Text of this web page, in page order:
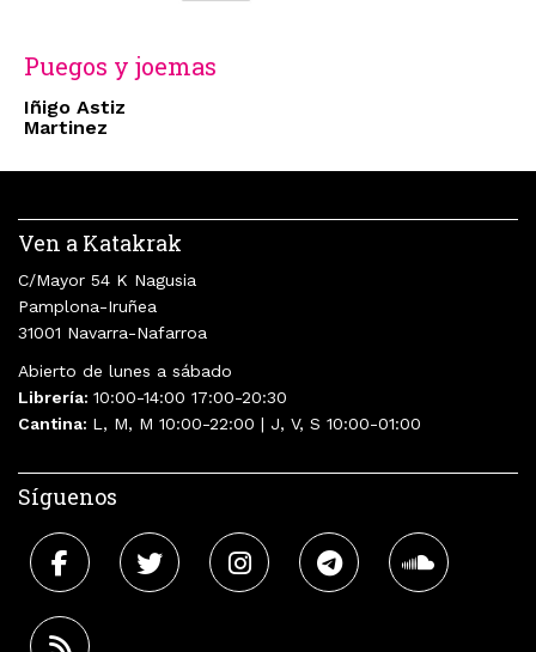
Puegos y joemas
Iñigo Astiz
Martinez
Ven a Katakrak
C/Mayor 54 K Nagusia
Pamplona-Iruñea
31001 Navarra-Nafarroa
Abierto de lunes a sábado
Librería: 10:00-14:00 17:00-20:30
Cantina: L, M, M 10:00-22:00 | J, V, S 10:00-01:00
Síguenos